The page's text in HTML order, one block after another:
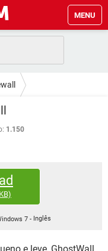
MENU
1.150
7 - Inglês